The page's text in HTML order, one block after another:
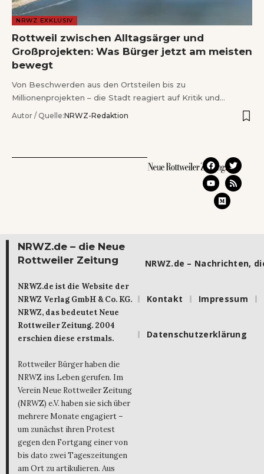
NRWZ EXKLUSIV
Rottweil zwischen Alltagsärger und
Großprojekten: Was Bürger jetzt am meisten
bewegt
Von Beschwerden aus den Ortsteilen bis zu
Millionenprojekten – die Stadt reagiert auf Kritik und…
Autor / Quelle:NRWZ-Redaktion
NRWZ.de – die Neue
Rottweiler Zeitung
NRWZ.de ist die Website der
NRWZ Verlag GmbH & Co. KG.
NRWZ, das bedeutet Neue
Rottweiler Zeitung. 2004
erschien diese erstmals.
Rottweiler Bürger haben die
NRWZ ins Leben gerufen. Im
Verein Neue Rottweiler Zeitung
(NRWZ) e.V. haben sie sich über
mehrere Monate engagiert –
um zunächst ihren Protest
gegen den Fortgang einer von
bis dato zwei Tageszeitungen
am Ort zu artikulieren. Aus
NRWZ.de – Nachrichten,
Kontakt Impressum
Datenschutzerklärung